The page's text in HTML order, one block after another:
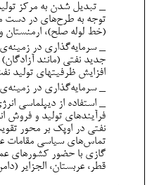
_ تبدیل شدن به مرکز
توجه به طرح‌های در دست
(خط لوله صلح)، ارمنستان و
_ سرمایه‌گذاری در
جدید نفتی (مانند
افزایش ظرفیت‎های تولید نفت.
_ سرمایه‌گذاری در
_ استفاده از دیپلماسی
فرآیندهای تولید و فروش
نفتی در اوپک بر محور
تماس‌های سیاسی مقامات
گازی با حضور کشورهای
قطر، عربستان، الجزایر (دامن